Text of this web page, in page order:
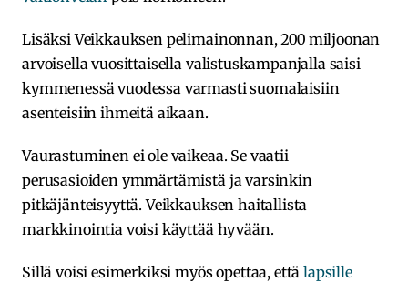
Lisäksi Veikkauksen pelimainonnan, 200 miljoonan
arvoisella vuosittaisella valistuskampanjalla saisi
kymmenessä vuodessa varmasti suomalaisiin
asenteisiin ihmeitä aikaan.
Vaurastuminen ei ole vaikeaa. Se vaatii
perusasioiden ymmärtämistä ja varsinkin
pitkäjänteisyyttä. Veikkauksen haitallista
markkinointia voisi käyttää hyvään.
Sillä voisi esimerkiksi myös opettaa, ettälapsille